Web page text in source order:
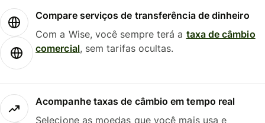
Compare serviços de transferência de dinheiro
Com a Wise, você sempre terá a taxa de câmbio
comercial, sem tarifas ocultas.
Acompanhe taxas de câmbio em tempo real
Selecione as moedas que você mais usa e